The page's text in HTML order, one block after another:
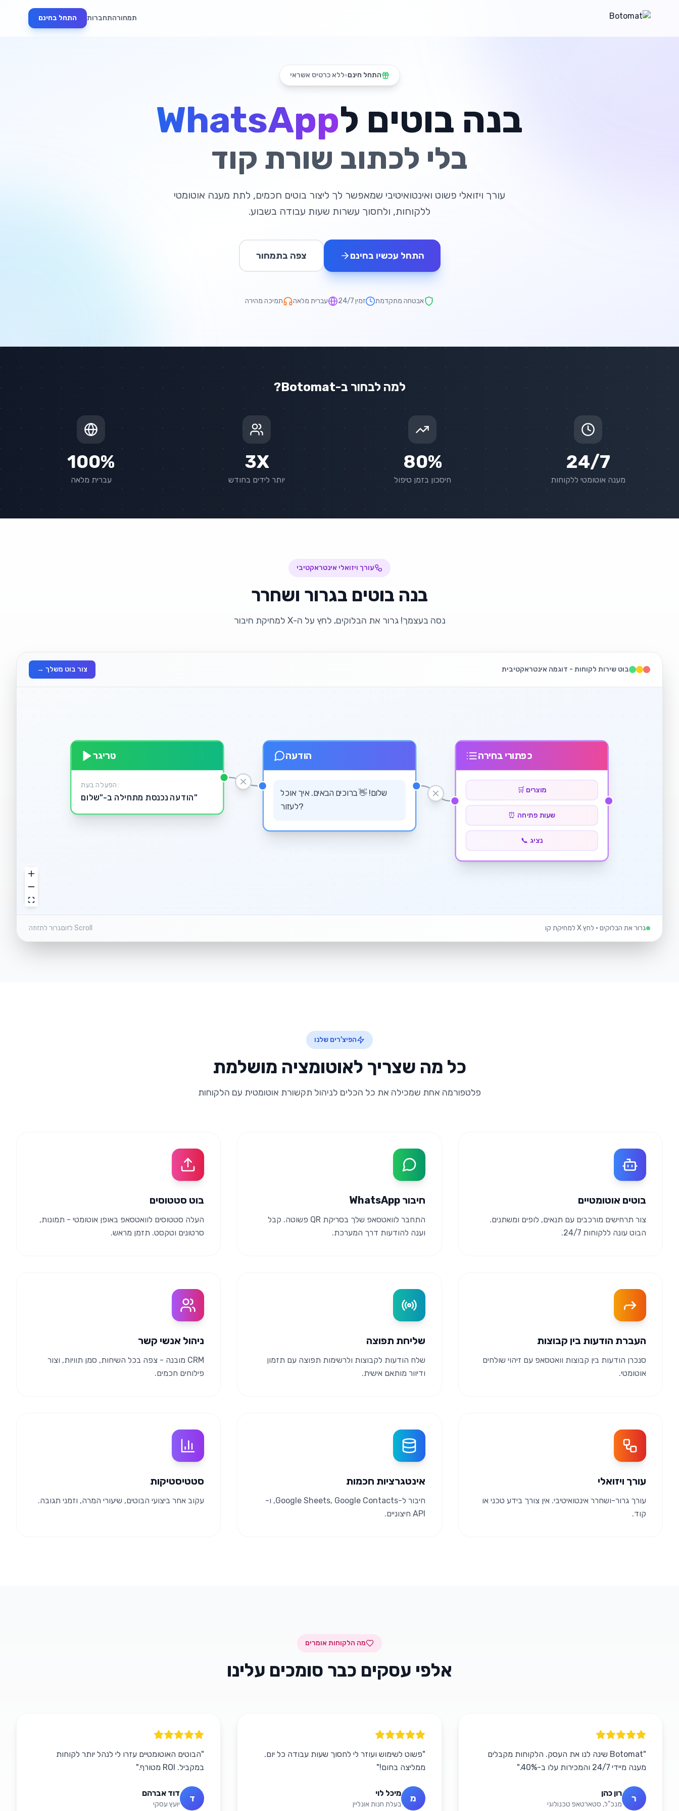
תמחורהתחברות התחל בחינם
התחל חינם ללא כרטיס אשראי
בנה בוטים לWhatsApp
בלי לכתוב שורת קוד
עורך ויזואלי פשוט ואינטואיטיבי שמאפשר לך ליצור בוטים חכמים, לתת מענה אוטומטי
ללקוחות, ולחסוך עשרות שעות עבודה בשבוע.
התחל עכשיו בחינם צפה בתמחור
אבטחה מתקדמת זמין 24/7 עברית מלאה תמיכה מהירה
למה לבחור ב-Botomat?
24/7
מענה אוטומטי ללקוחות
80%
חיסכון בזמן טיפול
3X
יותר לידים בחודש
100%
עברית מלאה
עורך ויזואלי אינטראקטיבי
בנה בוטים בגרור ושחרר
נסה בעצמך! גרור את הבלוקים, לחץ על ה-X למחיקת חיבור
בוט שירות לקוחות - דוגמה אינטראקטיבית צור בוט משלך →
טריגר
הפעלה בעת:
הודעה נכנסת מתחילה ב-"שלום"
הודעה
שלום! 👋 ברוכים הבאים. איך אוכל
לעזור?
כפתורי בחירה
🛒 מוצרים
⏰ שעות פתיחה
📞 נציג
גרור את הבלוקים • לחץ X למחיקת קו Scroll לזום גרור לתזוזה
הפיצ'רים שלנו
כל מה שצריך לאוטומציה מושלמת
פלטפורמה אחת שמכילה את כל הכלים לניהול תקשורת אוטומטית עם הלקוחות
בוטים אוטומטיים
צור תרחישים מורכבים עם תנאים, לופים ומשתנים.
הבוט עונה ללקוחות 24/7.
חיבור WhatsApp
התחבר לוואטסאפ שלך בסריקת QR פשוטה. קבל
וענה להודעות דרך המערכת.
בוט סטטוסים
העלה סטטוסים לוואטסאפ באופן אוטומטי - תמונות,
סרטונים וטקסט. תזמן מראש.
העברת הודעות בין קבוצות
סנכרן הודעות בין קבוצות וואטסאפ עם זיהוי שולחים
אוטומטי.
שליחת תפוצה
שלח הודעות לקבוצות ולרשימות תפוצה עם תזמון
ודיוור מותאם אישית.
ניהול אנשי קשר
CRM מובנה - צפה בכל השיחות, סמן תוויות, וצור
פילוחים חכמים.
עורך ויזואלי
עורך גרור-ושחרר אינטואיטיבי. אין צורך בידע טכני או
קוד.
אינטגרציות חכמות
חיבור ל-Google Sheets, Google Contacts, ו-
API חיצוניים.
סטטיסטיקות
עקוב אחר ביצועי הבוטים, שיעורי המרה, וזמני תגובה.
מה הלקוחות אומרים
אלפי עסקים כבר סומכים עלינו
"
Botomat שינה לנו את העסק. הלקוחות מקבלים
מענה מיידי 24/7 והמכירות עלו ב-40%.
"
ר רון כהן
מנכ"ל, סטארטאפ טכנולוגי
"פשוט לשימוש ועוזר לי לחסוך שעות עבודה כל יום.
ממליצה בחום!"
מ מיכל לוי
בעלת חנות אונליין
"הבוטים האוטומטיים עזרו לי לנהל יותר לקוחות
במקביל. ROI מטורף.
"
ד דוד אברהם
יועץ עסקי